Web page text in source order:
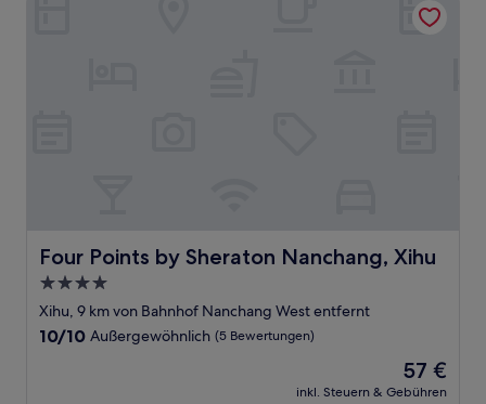
Four Points by Sheraton Nanchang, Xihu
Four Points by Sheraton Nanchang, Xihu
4.0-
Sterne-
Unterkunft
Xihu, 9 km von Bahnhof Nanchang West entfernt
10.0
10/10 Außergewöhnlich (5 Bewertungen)
Der
Preis
57 €
inkl. Steuern & Gebühren